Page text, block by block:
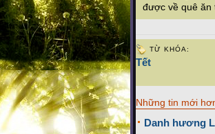
được về quê ăn
TỪ KHÓA:
Tết
Những tin mới
Danh hương